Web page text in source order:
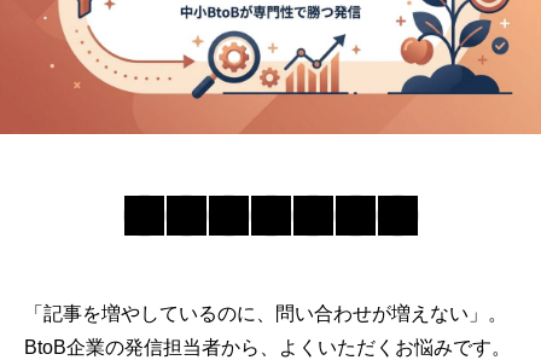
「記事を増やしているのに、問い合わせが増えない」。
BtoB企業の発信担当者から、よくいただくお悩みです。